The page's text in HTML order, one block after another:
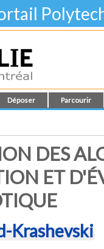
Déposer Parcourir
DES
ET
Krashevski